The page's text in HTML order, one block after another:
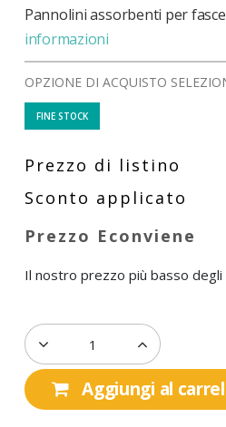
Pannolini assorbenti per
informazioni
OPZIONE DI ACQUISTO
FINE STOCK
Il nostro prezzo più basso degli
Aggiungi al